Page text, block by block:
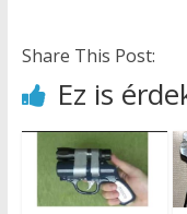
Share This Post:
Ez is